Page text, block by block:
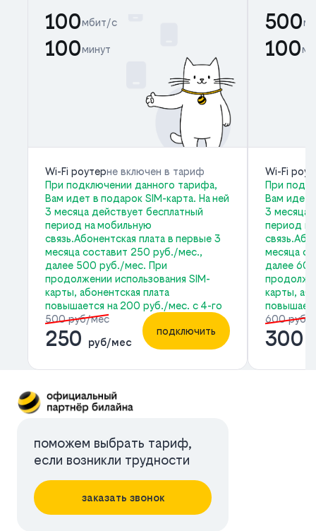
100мбит/с
100минут
Wi-Fi роутерне включен в тариф
При подключении данного тарифа,
Вам идет в подарок SIM-карта. На ней
3 месяца действует бесплатный
период на мобильную
связь.Абонентская плата в первые 3
месяца составит 250 руб./мес.,
далее 500 руб./мес. При
продолжении использования SIM-
карты, абонентская плата
повышается на 200 руб./мес. с 4-го
500 руб/мес
250 руб/мес
подключить
500
100
Wi-Fi
При
Вам идет
3 месяца
период
месяца
далее
карты,
600 руб/
300
поможем выбрать тариф,
если возникли трудности
заказать звонок